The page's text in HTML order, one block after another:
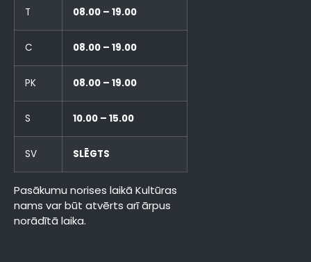
T 08.00 – 19.00
C 08.00 – 19.00
PK 08.00 – 19.00
S 10.00 – 15.00
SV SLĒGTS
Pasākumu norises laikā Kultūras
nams var būt atvērts arī ārpus
norādītā laika.